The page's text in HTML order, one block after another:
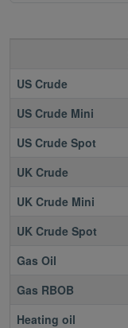
US Crude
US Crude Mini
US Crude Spot
UK Crude
UK Crude Mini
UK Crude Spot
Gas Oil
Gas RBOB
Heating oil